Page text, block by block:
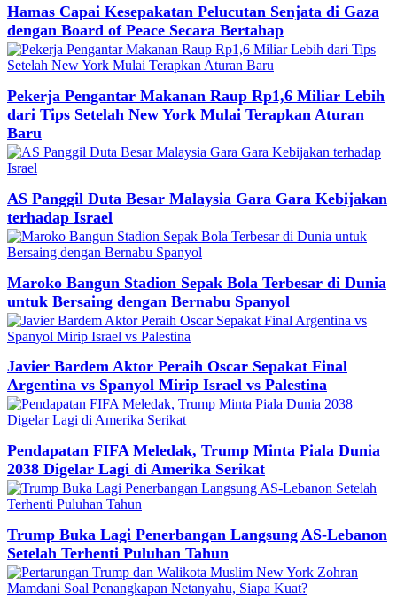
Hamas Capai Kesepakatan Pelucutan Senjata di Gaza
dengan Board of Peace Secara Bertahap
Pekerja Pengantar Makanan Raup Rp1,6 Miliar Lebih
dari Tips Setelah New York Mulai Terapkan Aturan
Baru
AS Panggil Duta Besar Malaysia Gara Gara Kebijakan
terhadap Israel
Maroko Bangun Stadion Sepak Bola Terbesar di Dunia
untuk Bersaing dengan Bernabu Spanyol
Javier Bardem Aktor Peraih Oscar Sepakat Final
Argentina vs Spanyol Mirip Israel vs Palestina
Pendapatan FIFA Meledak, Trump Minta Piala Dunia
2038 Digelar Lagi di Amerika Serikat
Trump Buka Lagi Penerbangan Langsung AS-Lebanon
Setelah Terhenti Puluhan Tahun